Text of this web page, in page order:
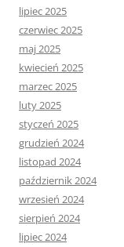
lipiec 2025
czerwiec 2025
maj 2025
kwiecień 2025
marzec 2025
luty 2025
styczeń 2025
grudzień 2024
listopad 2024
październik 2024
wrzesień 2024
sierpień 2024
lipiec 2024